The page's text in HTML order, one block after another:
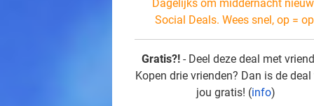
Dagelijks om middernacht
Social Deals. Wees snel, op =
Gratis?! - Deel deze deal met
Kopen drie vrienden? Dan is de
jou gratis! (info)